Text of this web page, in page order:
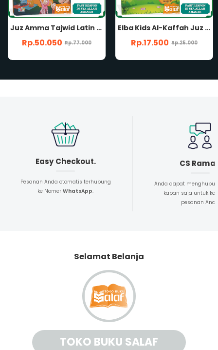
Elba Kids Al-Kaffah Juz Amma Untuk Anak Terjemah Dua Bahasa Indonesia dan Inggris
Rp.17.500 Rp.25.000
Hafalan Juz Amma dan Doa Anak Pendamping Pembelajaran Juz 'Amma For Kids Penerbit Rajawali Intan Cemerlang
Rp.24.500 Rp.35.000
Easy Checkout.
Pesanan Anda otomatis terhubung
ke NomerWhatsApp.
CS
Anda dapat
kapan saja untuk
pesanan
Selamat Belanja
TOKO BUKU SALAF